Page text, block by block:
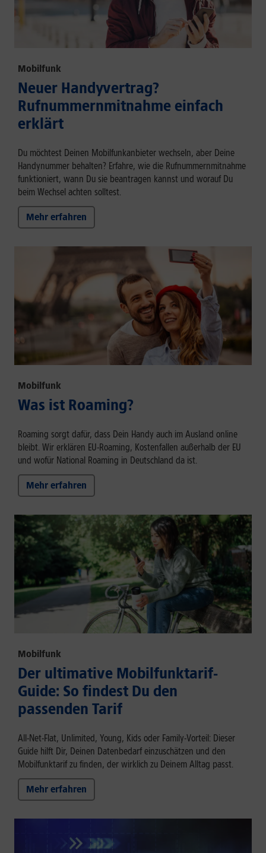
Mobilfunk
Neuer Handyvertrag?
Rufnummernmitnahme einfach
erklärt
Du möchtest Deinen Mobilfunkanbieter wechseln, aber Deine
Handynummer behalten? Erfahre, wie die Rufnummernmitnahme
funktioniert, wann Du sie beantragen kannst und worauf Du
beim Wechsel achten solltest.
Mehr erfahren
Mobilfunk
Was ist Roaming?
Roaming sorgt dafür, dass Dein Handy auch im Ausland online
bleibt. Wir erklären EU-Roaming, Kostenfallen außerhalb der EU
und wofür National Roaming in Deutschland da ist.
Mehr erfahren
Mobilfunk
Der ultimative Mobilfunktarif-
Guide: So findest Du den
passenden Tarif
All-Net-Flat, Unlimited, Young, Kids oder Family-Vorteil: Dieser
Guide hilft Dir, Deinen Datenbedarf einzuschätzen und den
Mobilfunktarif zu finden, der wirklich zu Deinem Alltag passt.
Mehr erfahren